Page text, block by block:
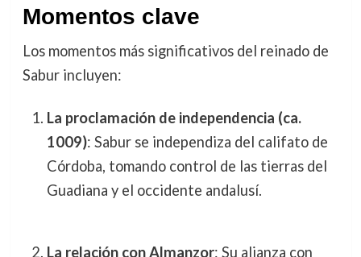
Momentos clave
Los momentos más significativos del reinado de
Sabur incluyen:
La proclamación de independencia (ca.
1009): Sabur se independiza del califato de
Córdoba, tomando control de las tierras del
Guadiana y el occidente andalusí.
La relación con Almanzor: Su alianza con